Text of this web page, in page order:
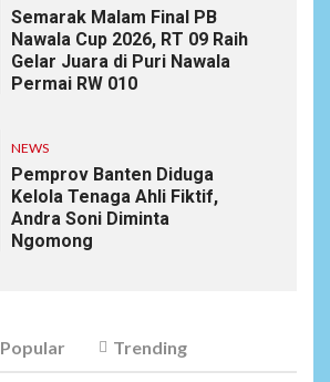
Semarak Malam Final PB
Nawala Cup 2026, RT 09 Raih
Gelar Juara di Puri Nawala
Permai RW 010
NEWS
Pemprov Banten Diduga
Kelola Tenaga Ahli Fiktif,
Andra Soni Diminta
Ngomong
Popular Trending